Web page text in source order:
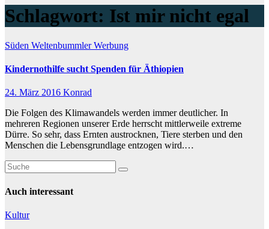
Schlagwort: Ist mir nicht egal
Süden WeltenbummlerWerbung
Kindernothilfe sucht Spenden für Äthiopien
24. März 2016 Konrad
Die Folgen des Klimawandels werden immer deutlicher. In
mehreren Regionen unserer Erde herrscht mittlerweile extreme
Dürre. So sehr, dass Ernten austrocknen, Tiere sterben und den
Menschen die Lebensgrundlage entzogen wird.…
Auch interessant
Kultur